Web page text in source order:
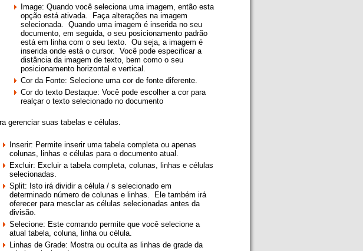
Image: Quando você seleciona uma imagem, então esta
opção está ativada. Faça alterações na imagem
selecionada. Quando uma imagem é inserida no seu
documento, em seguida, o seu posicionamento padrão
está em linha com o seu texto. Ou seja, a imagem é
inserida onde está o cursor. Você pode especificar a
distância da imagem de texto, bem como o seu
posicionamento horizontal e vertical.
Cor da Fonte: Selecione uma cor de fonte diferente.
Cor do texto Destaque: Você pode escolher a cor para
realçar o texto selecionado no documento
gerenciar suas tabelas e células.
Inserir: Permite inserir uma tabela completa ou apenas
colunas, linhas e células para o documento atual.
Excluir: Excluir a tabela completa, colunas, linhas e células
selecionadas.
Split: Isto irá dividir a célula / s selecionado em
determinado número de colunas e linhas. Ele também irá
oferecer para mesclar as células selecionadas antes da
divisão.
Selecione: Este comando permite que você selecione a
atual tabela, coluna, linha ou célula.
Linhas de Grade: Mostra ou oculta as linhas de grade da